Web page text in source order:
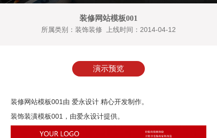
装修网站模板001
所属类别：装饰装修 上线时间：2014-04-12
演示预览
装修网站模板001由 爱永设计 精心开发制作。
装饰装潢模板001 ，由爱永设计提供。